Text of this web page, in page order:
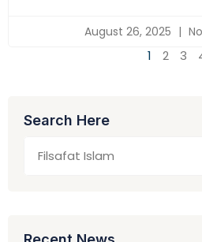
August 26, 2025
1 2 3
Search Here